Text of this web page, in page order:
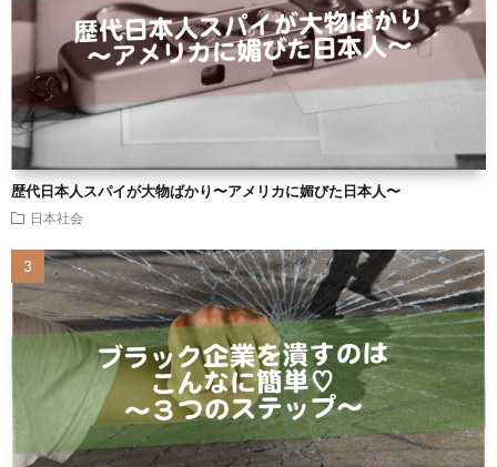
歴代日本人スパイが大物ばかり〜アメリカに媚びた日本人〜
日本社会